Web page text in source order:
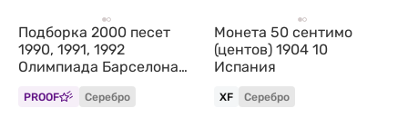
Подборка 2000 песет
1990, 1991, 1992
Олимпиада Барселона
Испания 8 монет
PROOF Серебро
Монета 50 сентимо
(центов) 1904 10
Испания
XF Серебро